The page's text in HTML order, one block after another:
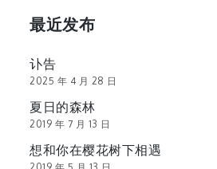
最近发布
讣告
2025 年 4 月 28 日
夏日的森林
2019 年 7 月 13 日
想和你在樱花树下相遇